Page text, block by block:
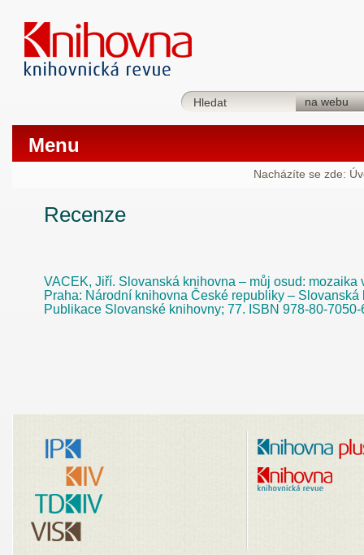
Menu
Nacházíte se zde:
Recenze
VACEK, Jiří. Slovanská knihovna – můj osud: mozaika
Praha: Národní knihovna České republiky – Slovanská
Publikace Slovanské knihovny; 77. ISBN 978-80-7050-